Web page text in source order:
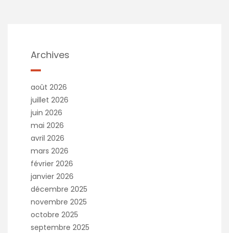
Archives
août 2026
juillet 2026
juin 2026
mai 2026
avril 2026
mars 2026
février 2026
janvier 2026
décembre 2025
novembre 2025
octobre 2025
septembre 2025